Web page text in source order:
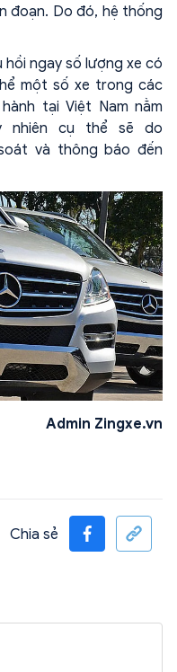
đoạn. Do đó, hệ thống
ngay số lượng xe có
một số xe trong các
tại Việt Nam nằm
nhiên cụ thể sẽ do
và thông báo đến
Admin Zingxe.vn
Chia sẻ